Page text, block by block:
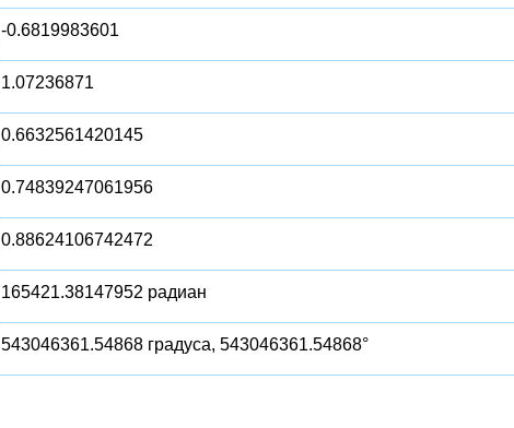
-0.6819983601
1.07236871
0.6632561420145
0.74839247061956
0.88624106742472
165421.38147952 радиан
543046361.54868 градуса, 543046361.54868°